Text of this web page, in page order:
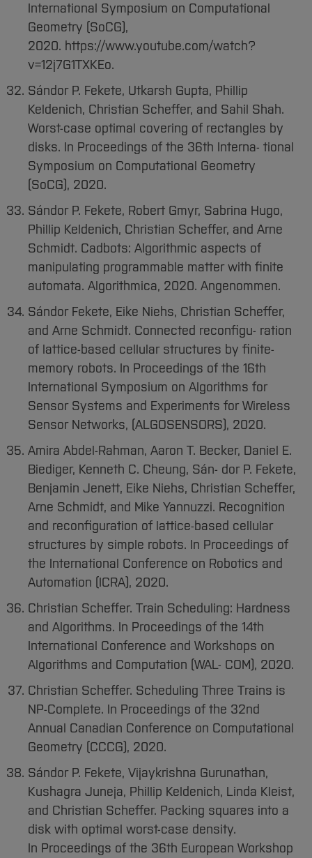
International Symposium on Computational
Geometry (SoCG),
2020. https://www.youtube.com/watch?
v=12j7G1TXKEo.
Sándor P. Fekete, Utkarsh Gupta, Phillip
Keldenich, Christian Scheffer, and Sahil Shah.
Worst-case optimal covering of rectangles by
disks. In Proceedings of the 36th Interna- tional
Symposium on Computational Geometry
(SoCG), 2020.
Sándor P. Fekete, Robert Gmyr, Sabrina Hugo,
Phillip Keldenich, Christian Scheffer, and Arne
Schmidt. Cadbots: Algorithmic aspects of
manipulating programmable matter with finite
automata. Algorithmica, 2020. Angenommen.
Sándor Fekete, Eike Niehs, Christian Scheffer,
and Arne Schmidt. Connected reconfigu- ration
of lattice-based cellular structures by finite-
memory robots. In Proceedings of the 16th
International Symposium on Algorithms for
Sensor Systems and Experiments for Wireless
Sensor Networks, (ALGOSENSORS), 2020.
Amira Abdel-Rahman, Aaron T. Becker, Daniel E.
Biediger, Kenneth C. Cheung, Sán- dor P. Fekete,
Benjamin Jenett, Eike Niehs, Christian Scheffer,
Arne Schmidt, and Mike Yannuzzi. Recognition
and reconfiguration of lattice-based cellular
structures by simple robots. In Proceedings of
the International Conference on Robotics and
Automation (ICRA), 2020.
Christian Scheffer. Train Scheduling: Hardness
and Algorithms. In Proceedings of the 14th
International Conference and Workshops on
Algorithms and Computation (WAL- COM), 2020.
Christian Scheffer. Scheduling Three Trains is
NP-Complete. In Proceedings of the 32nd
Annual Canadian Conference on Computational
Geometry (CCCG), 2020.
Sándor P. Fekete, Vijaykrishna Gurunathan,
Kushagra Juneja, Phillip Keldenich, Linda Kleist,
and Christian Scheffer. Packing squares into a
disk with optimal worst-case density.
In Proceedings of the 36th European Workshop